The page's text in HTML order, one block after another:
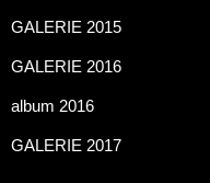
GALERIE 2015
GALERIE 2016
album 2016
GALERIE 2017